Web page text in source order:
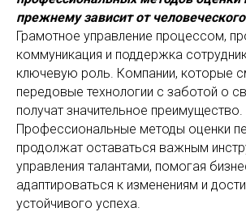
прежнему зависит от
Грамотное управление процессом,
коммуникация и поддержка
ключевую роль. Компании, которые
передовые технологии с заботой о
получат значительное преимущество.
Профессиональные методы оценки
продолжат оставаться важным
управления талантами, помогая
адаптироваться к изменениям и
устойчивого успеха.